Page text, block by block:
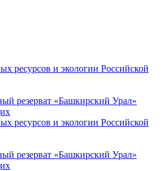
ресурсов и экологии Российской
резерват «Башкирский Урал»
ресурсов и экологии Российской
резерват «Башкирский Урал»